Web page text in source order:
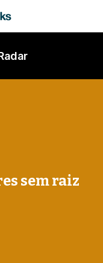
sem raiz